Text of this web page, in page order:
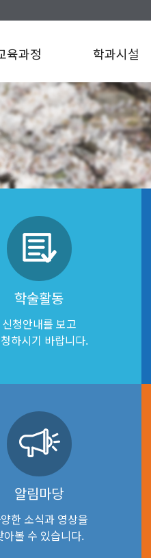
육과정 학과시설
학술활동
신청안내를 보고
하시기 바랍니다.
알림마당
한 소식과 영상을
아볼 수 있습니다.